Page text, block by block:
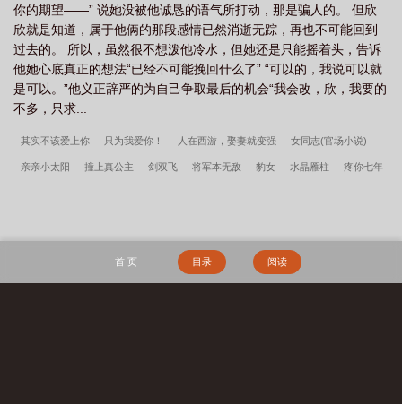
姻告急白月光滚远点结局后续 婚姻告急短剧100集在线播放 幸福重启 婚姻
告急在线观看
你的期望——” 说她没被他诚恳的语气所打动，那是骗人的。 但欣
欣就是知道，属于他俩的那段感情已然消逝无踪，再也不可能回到
过去的。 所以，虽然很不想泼他冷水，但她还是只能摇着头，告诉
他她心底真正的想法“已经不可能挽回什么了” “可以的，我说可以就
是可以。”他义正辞严的为自己争取最后的机会“我会改，欣，我要的
不多，只求...
其实不该爱上你 只为我爱你！ 人在西游，娶妻就变强 女同志(官场小说)
亲亲小太阳 撞上真公主 剑双飞 将军本无敌 豹女 水晶雁柱 疼你七年
宋柔荆风傲骨不寒百度云 超神学院之大天渣 宋柔荆风小说笔趣阁
首 页 目录 阅读